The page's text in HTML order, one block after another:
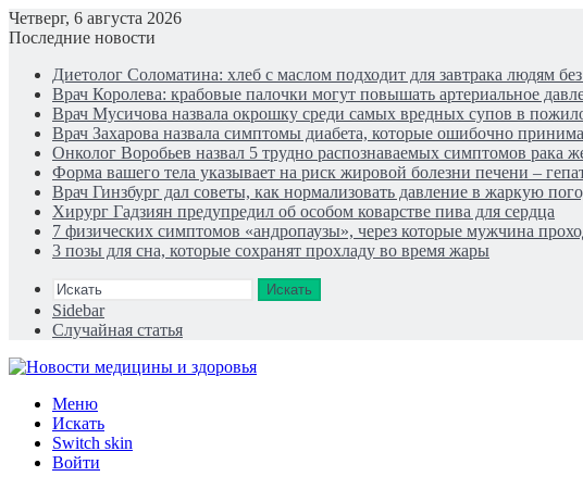
Четверг, 6 августа 2026
Последние новости
Диетолог Соломатина: хлеб с маслом подходит для завтрака людям
Врач Королева: крабовые палочки могут повышать артериальное
Врач Мусичова назвала окрошку среди самых вредных супов в
Врач Захарова назвала симптомы диабета, которые ошибочно
Онколог Воробьев назвал 5 трудно распознаваемых симптомов рака
Форма вашего тела указывает на риск жировой болезни печени –
Врач Гинзбург дал советы, как нормализовать давление в жаркую
Хирург Гадзиян предупредил об особом коварстве пива для сердца
7 физических симптомов «андропаузы», через которые мужчина
3 позы для сна, которые сохранят прохладу во время жары
Искать
Sidebar
Случайная статья
Меню
Искать
Switch skin
Войти